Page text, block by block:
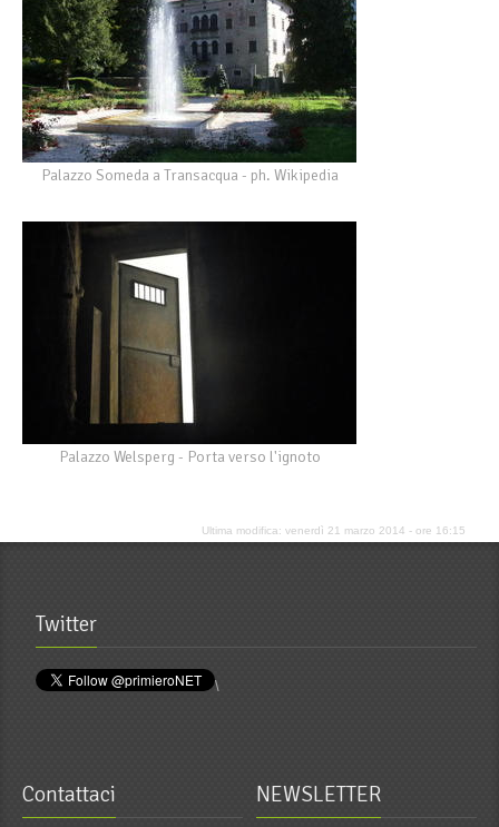
Palazzo Someda a Transacqua - ph. Wikipedia
Palazzo Welsperg - Porta verso l'ignoto
Ultima modifica: venerdì 21 marzo 2014 - ore 16:15
Twitter
\
Contattaci NEWSLETTER